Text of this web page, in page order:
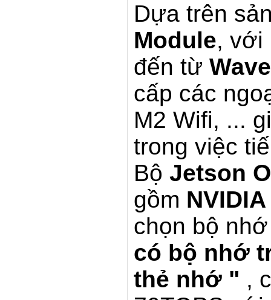
Dựa trên
Module, với
đến từ
cấp các
M2 Wifi, ...
trong việc
Bộ Jetson
gồm
chọn bộ nhớ
có bộ nhớ
thẻ nhớ " ,